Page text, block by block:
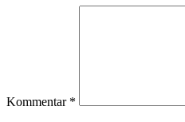
Kommentar *